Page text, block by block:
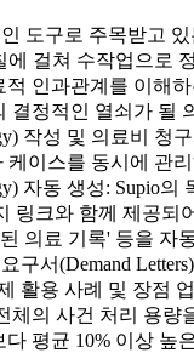
도구로 주목받고 있
걸쳐 수작업으로
인과관계를 이해
정적인 열쇠가 될
작성 및 의료비 청
이스를 동시에 관
자동 생성: Supio의
링크와 함께 제공되
의료 기록' 등을 자
서(Demand
활용 사례 및 장점
의 사건 처리 용량
평균 10% 이상 높